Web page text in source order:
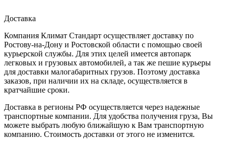
Доставка
Компания Климат Стандарт осуществляет доставку по
Ростову-на-Дону и Ростовской области с помощью своей
курьерской службы. Для этих целей имеется автопарк
легковых и грузовых автомобилей, а так же пешие курьеры
для доставки малогабаритных грузов. Поэтому доставка
заказов, при наличии их на складе, осуществляется в
кратчайшие сроки.
Доставка в регионы РФ осуществляется через надежные
транспортные компании. Для удобства получения груза, Вы
можете выбрать любую ближайшую к Вам транспортную
компанию. Стоимость доставки от этого не изменится.